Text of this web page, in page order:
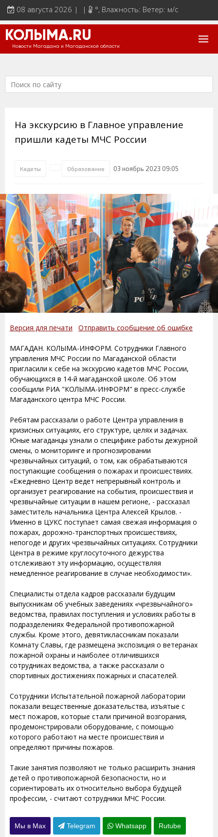
08 августа 2026 | | °, Влажность: Ветер: м/с
КОЛЫМА.RU
Новости Магадана и Магаданской области
На экскурсию в Главное управление
пришли кадеты МЧС России
Кадеты Образование 03 ноябрь 2023 09:05
Версия для печати Отправить сообщение об ошибке
МАГАДАН. КОЛЫМА-ИНФОРМ. Сотрудники Главного
управления МЧС России по Магаданской области
пригласили к себе на экскурсию кадетов МЧС России,
обучающихся в 14-й магаданской школе. Об этом
сообщили РИА "КОЛЫМА-ИНФОРМ" в пресс-службе
Магаданского центра МЧС России.
Ребятам рассказали о работе Центра управления в
кризисных ситуациях, его структуре, целях и задачах.
Юные магаданцы узнали о специфике работы дежурной
смены, о мониторинге и прогнозировании
чрезвычайных ситуаций, о том, как обрабатываются
поступающие сообщения о пожарах и происшествиях.
«Ежедневно Центр ведет непрерывный контроль и
организует реагирование на события, происшествия и
чрезвычайные ситуации в нашем регионе, - рассказал
заместитель начальника Центра Алексей Крылов. -
Именно в ЦУКС поступает самая свежая информация о
пожарах, дорожно-транспортных происшествиях,
непогоде и других чрезвычайных ситуациях. Сотрудники
Центра в режиме круглосуточного дежурства
отслеживают эту информацию, осуществляя
немедленное реагирование в случае необходимости».
Специалисты отдела кадров рассказали будущим
выпускникам об учебных заведениях «чрезвычайного»
ведомства, правилах поступления и условиях работы в
подразделениях Федеральной противопожарной
службы. Кроме этого, девятиклассникам показали
Комнату Славы, где размещена экспозиция о ветеранах
пожарной охраны и наиболее отличившихся
сотрудниках ведомства, а также рассказали о
спортивных достижениях пожарных и спасателей.
Сотрудники Испытательной пожарной лаборатории
показали вещественные доказательства, изъятые с
мест пожаров, которые стали причиной возгорания,
продемонстрировали оборудование, с помощью
которого работают на месте происшествия и
определяют причины пожаров.
Такие занятия позволяют не только расширить знания
детей о противопожарной безопасности, но и
сориентировать их относительно выбора будущей
профессии, - считают сотрудники МЧС России.
Мы в Max Telegram Whatsapp Rutube